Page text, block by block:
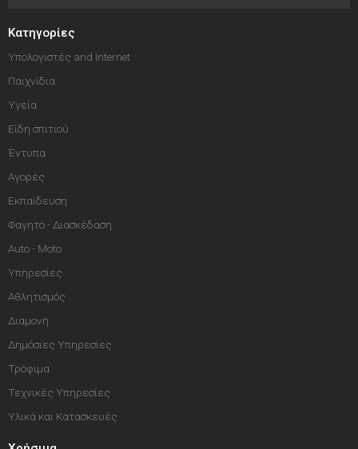
Κατηγορίες
Υπολογιστές and Internet
Παιχνίδια
Υγεία
Είδη σπιτιού
Έντυπα
Αγορές
Εκπαίδευση
Φαγητό - Διασκέδαση
Auto - Moto
Υπηρεσίες
Αθλητισμός
Διαμονή
Δημόσιες Υπηρεσίες
Τρόφιμα
Τεχνικές Υπηρεσίες
Υλικά και Κατασκευές